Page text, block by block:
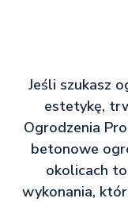
Jeśli szukasz
estetykę,
Ogrodzenia
betonowe
okolicach
wykonania,